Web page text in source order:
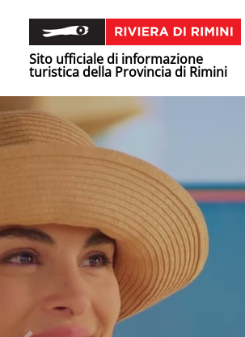
Sito ufficiale di informazione
turistica della Provincia di Rimini